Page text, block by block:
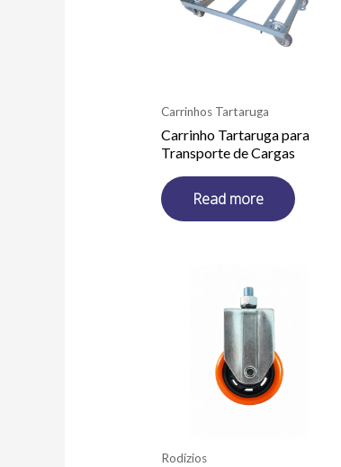
Carrinhos Tartaruga
Carrinho Tartaruga para
Transporte de Cargas
Read more
Rodízios